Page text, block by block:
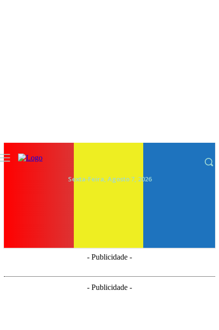
Sexta-Feira, Agosto 7, 2026
- Publicidade -
- Publicidade -